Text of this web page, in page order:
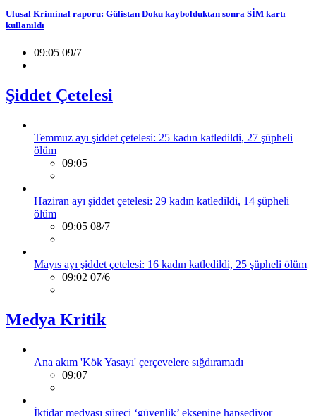
Ulusal Kriminal raporu: Gülistan Doku kaybolduktan sonra SİM kartı
kullanıldı
09:05 09/7
Şiddet Çetelesi
Temmuz ayı şiddet çetelesi: 25 kadın katledildi, 27 şüpheli
ölüm
09:05
Haziran ayı şiddet çetelesi: 29 kadın katledildi, 14 şüpheli
ölüm
09:05 08/7
Mayıs ayı şiddet çetelesi: 16 kadın katledildi, 25 şüpheli ölüm
09:02 07/6
Medya Kritik
Ana akım 'Kök Yasayı' çerçevelere sığdıramadı
09:07
İktidar medyası süreci ‘güvenlik’ eksenine hapsediyor